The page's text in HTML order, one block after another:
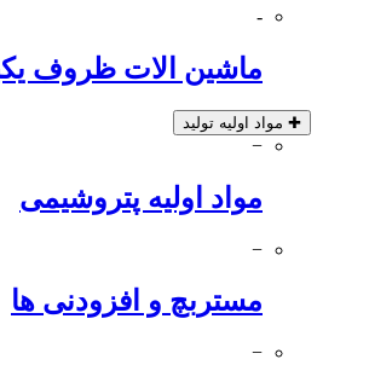
-
ماشین الات ظروف
✚ مواد اولیه تولید
−
مواد اولیه پتروشیمی
−
مستربچ و افزودنی ها
−